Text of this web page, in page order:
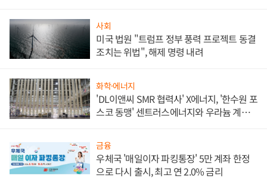
사회
미국 법원 "트럼프 정부 풍력 프로젝트 동결
조치는 위법", 해제 명령 내려
화학·에너지
'DL이앤씨 SMR 협력사' X에너지, '한수원 포
스코 동맹' 센트러스에너지와 우라늄 계약
금융
우체국 '매일이자 파킹통장' 5만 계좌 한정
으로 다시 출시, 최고 연 2.0% 금리